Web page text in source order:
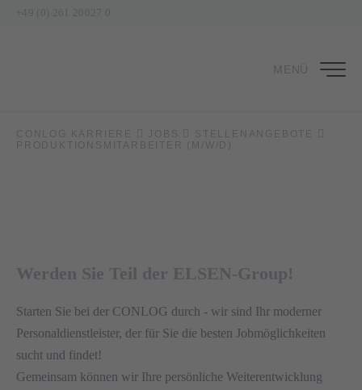
MENÜ
CONLOG KARRIERE JOBS
STELLENANGEBOTE
PRODUKTIONSMITARBEITER (M/W/D)
in Bockenau
Werden Sie Teil der ELSEN-Group!
Starten Sie bei der CONLOG durch - wir sind Ihr moderner
Personaldienstleister, der für Sie die besten Jobmöglichkeiten
sucht und findet!
Gemeinsam können wir Ihre persönliche Weiterentwicklung